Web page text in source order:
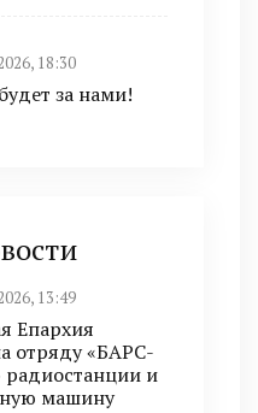
18:30
за нами!
13:49
Епархия
отряду «БАРС-
радиостанции и
машину